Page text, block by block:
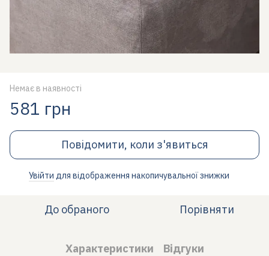
Немає в наявності
581 грн
Повідомити, коли з'явиться
Увійти для відображення накопичувальної знижки
До обраного Порівняти
Характеристики Відгуки